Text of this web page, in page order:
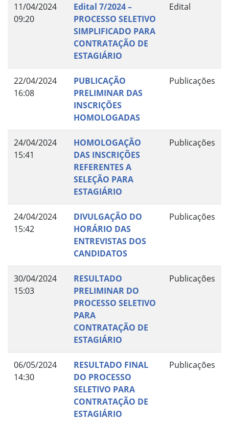
11/04/2024
09:20
Edital 7/2024 –
PROCESSO SELETIVO
SIMPLIFICADO PARA
CONTRATAÇÃO DE
ESTAGIÁRIO
Edital
22/04/2024
16:08
PUBLICAÇÃO
PRELIMINAR DAS
INSCRIÇÕES
HOMOLOGADAS
Publicações
24/04/2024
15:41
HOMOLOGAÇÃO
DAS INSCRIÇÕES
REFERENTES A
SELEÇÃO PARA
ESTAGIÁRIO
Publicações
24/04/2024
15:42
DIVULGAÇÃO DO
HORÁRIO DAS
ENTREVISTAS DOS
CANDIDATOS
Publicações
30/04/2024
15:03
RESULTADO
PRELIMINAR DO
PROCESSO SELETIVO
PARA
CONTRATAÇÃO DE
ESTAGIÁRIO
Publicações
06/05/2024
14:30
RESULTADO FINAL
DO PROCESSO
SELETIVO PARA
CONTRATAÇÃO DE
ESTAGIÁRIO
Publicações